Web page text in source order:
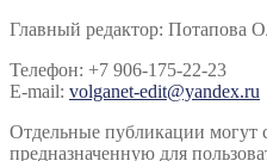
Главный редактор: Потапова
Телефон: +7 906-175-22-23
E-mail: volganet-edit@yandex.ru
Отдельные публикации
предназначенную для